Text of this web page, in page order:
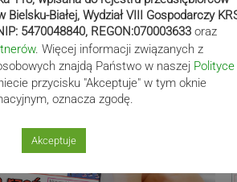
Bielsku-Białej, Wydział VIII Gospodarczy
5470048840, REGON:070003633 oraz
. Więcej informacji związanych z
znajdą Państwo w naszej Polityce
przycisku "Akceptuje" w tym oknie
oznacza zgodę.
Akceptuje